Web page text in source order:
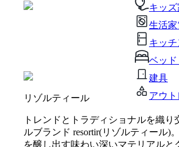
キッ
生活家
キッ
ベッ
建具
アウ
リゾルティール
トレンドとトラディショナルを織り
ルブランド resortir(リゾルティール)
を醸し出す味わい深いマテリアルと